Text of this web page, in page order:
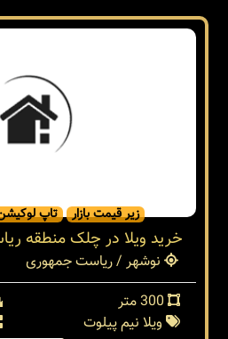
زیر قیمت بازار تاپ
خرید ویلا در چلک منطقه
نوشهر / ریاست جمهوری
ویلا نیم پیلوت